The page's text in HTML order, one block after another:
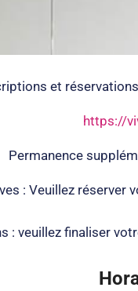
et
https://
Permanence
: Veuillez réserver
: veuillez finaliser